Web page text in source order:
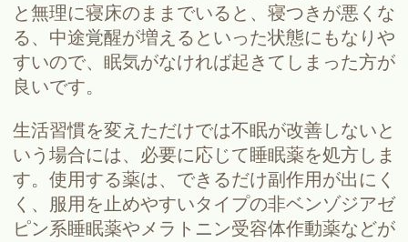
と無理に寝床のままでいると、寝つきが悪くな
る、中途覚醒が増えるといった状態にもなりや
すいので、眠気がなければ起きてしまった方が
良いです。
生活習慣を変えただけでは不眠が改善しないと
いう場合には、必要に応じて睡眠薬を処方しま
す。使用する薬は、できるだけ副作用が出にく
く、服用を止めやすいタイプの非ベンゾジアゼ
ピン系睡眠薬やメラトニン受容体作動薬などが